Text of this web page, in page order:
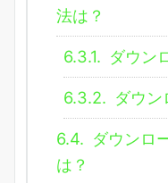
法は？
6.3.1. ダウン
6.3.2. ダウン
6.4. ダウンロ
は？